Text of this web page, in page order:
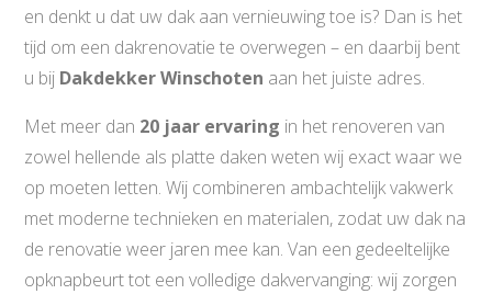
en denkt u dat uw dak aan vernieuwing toe is? Dan is het
tijd om een dakrenovatie te overwegen – en daarbij bent
u bij Dakdekker Winschoten aan het juiste adres.
Met meer dan 20 jaar ervaring in het renoveren van
zowel hellende als platte daken weten wij exact waar we
op moeten letten. Wij combineren ambachtelijk vakwerk
met moderne technieken en materialen, zodat uw dak na
de renovatie weer jaren mee kan. Van een gedeeltelijke
opknapbeurt tot een volledige dakvervanging: wij zorgen